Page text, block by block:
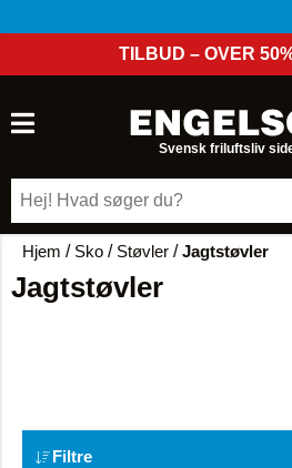
TILBUD – OVER
Svensk friluftsliv
Hjem / Sko / Støvler /Jagtstøvler
Jagtstøvler
Filtre